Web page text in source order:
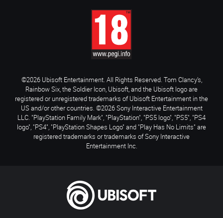
©2026 Ubisoft Entertainment. All Rights Reserved. Tom Clancy’s,
Rainbow Six, the Soldier Icon, Ubisoft, and the Ubisoft logo are
registered or unregistered trademarks of Ubisoft Entertainment in the
US and/or other countries. ©2026 Sony Interactive Entertainment
LLC. "PlayStation Family Mark", "PlayStation", "PS5 logo", "PS5", "PS4
logo", "PS4", "PlayStation Shapes Logo" and "Play Has No Limits" are
registered trademarks or trademarks of Sony Interactive
Entertainment Inc.